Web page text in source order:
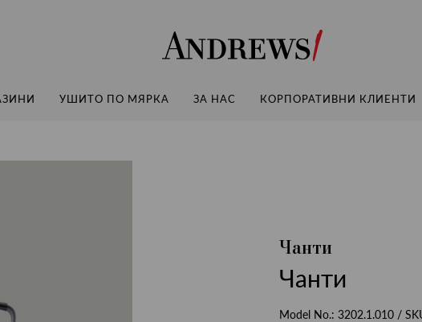
Andrews
УШИТО ПО МЯРКА ЗА НАС КОРПОРАТИВНИ КЛИЕНТИ
Чанти
Чанти
Model No.: 3202.1.010 /